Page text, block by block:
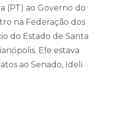
(PT) ao Governo do
na Federação dos
do Estado de Santa
Ele estava
ao Senado, Ideli